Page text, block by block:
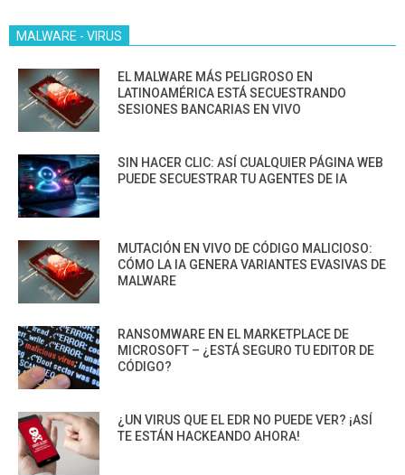
MALWARE - VIRUS
EL MALWARE MÁS PELIGROSO EN
LATINOAMÉRICA ESTÁ SECUESTRANDO
SESIONES BANCARIAS EN VIVO
SIN HACER CLIC: ASÍ CUALQUIER PÁGINA WEB
PUEDE SECUESTRAR TU AGENTES DE IA
MUTACIÓN EN VIVO DE CÓDIGO MALICIOSO:
CÓMO LA IA GENERA VARIANTES EVASIVAS DE
MALWARE
RANSOMWARE EN EL MARKETPLACE DE
MICROSOFT – ¿ESTÁ SEGURO TU EDITOR DE
CÓDIGO?
¿UN VIRUS QUE EL EDR NO PUEDE VER? ¡ASÍ
TE ESTÁN HACKEANDO AHORA!